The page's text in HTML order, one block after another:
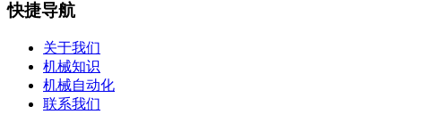
快捷导航
关于我们
机械知识
机械自动化
联系我们